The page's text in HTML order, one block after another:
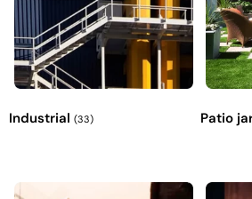
Industrial (33) Patio
Empaquetadura 3/16"
4.8mm neopreno con 1 tela
3.5MP
803.797
Agregar al carrito